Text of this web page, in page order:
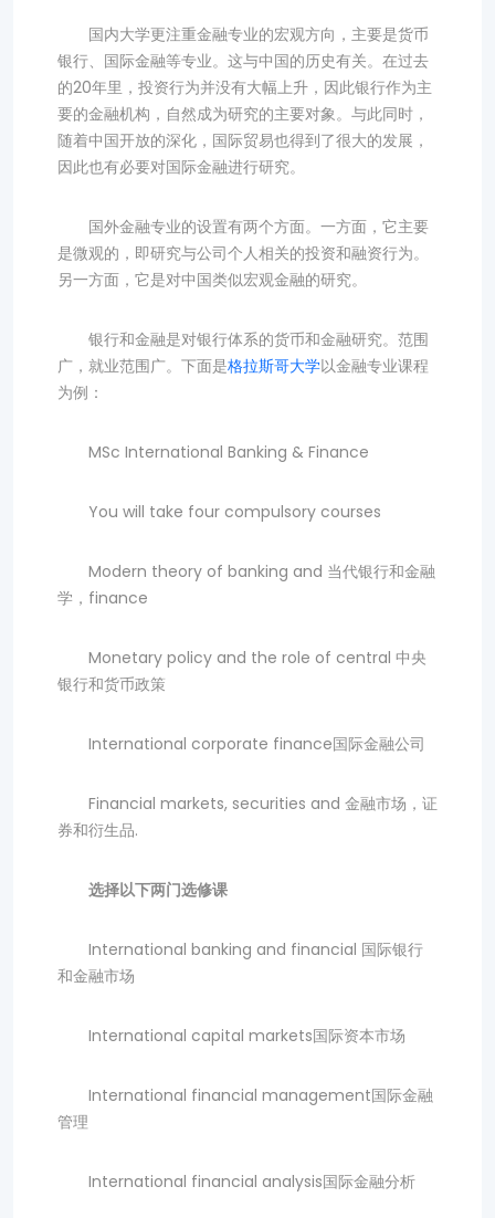
国内大学更注重金融专业的宏观方向，主要是货币
银行、国际金融等专业。这与中国的历史有关。在过去
的20年里，投资行为并没有大幅上升，因此银行作为主
要的金融机构，自然成为研究的主要对象。与此同时，
随着中国开放的深化，国际贸易也得到了很大的发展，
因此也有必要对国际金融进行研究。
国外金融专业的设置有两个方面。一方面，它主要
是微观的，即研究与公司个人相关的投资和融资行为。
另一方面，它是对中国类似宏观金融的研究。
银行和金融是对银行体系的货币和金融研究。范围
广，就业范围广。下面是格拉斯哥大学以金融专业课程
为例：
MSc International Banking & Finance
You will take four compulsory courses
Modern theory of banking and 当代银行和金融
学，finance
Monetary policy and the role of central 中央
银行和货币政策
International corporate finance国际金融公司
Financial markets, securities and 金融市场，证
券和衍生品.
选择以下两门选修课
International banking and financial 国际银行
和金融市场
International capital markets国际资本市场
International financial management国际金融
管理
International financial analysis国际金融分析